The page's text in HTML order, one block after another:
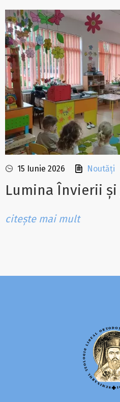
15 Iunie 2026 Noutăți
Lumina Învierii
citește mai mult